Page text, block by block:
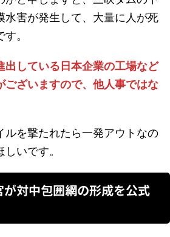
水害が発生して、大量に人が死
。
出している日本企業の工場など
ございますので、他人事ではな
ルを撃たれたら一発アウトなの
いです。
対中包囲網の形成を公式